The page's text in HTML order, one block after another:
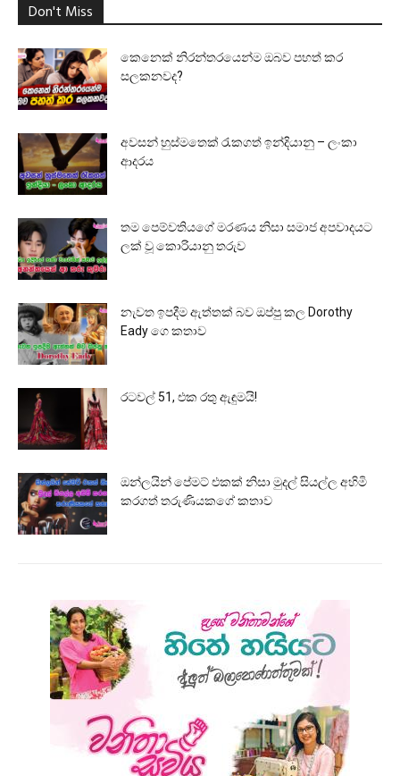
Don't Miss
කෙනෙක් නිරන්තරයෙන්ම ඔබව පහත් කර
සලකනවද?
අවසන් හුස්මතෙක් රැකගත් ඉන්දියානු – ලංකා
ආදරය
තම පෙම්වතියගේ මරණය නිසා සමාජ අපවාදයට
ලක් වූ කොරියානු තරුව
නැවත ඉපදීම ඇත්තක් බව ඔප්පු කල Dorothy
Eady ගෙ කතාව
රටවල් 51, එක රතු ඇඳුමයි!
ඔන්ලයින් පේමට් එකක් නිසා මුදල් සියල්ල අහිමි
කරගත් තරුණියකගේ කතාව